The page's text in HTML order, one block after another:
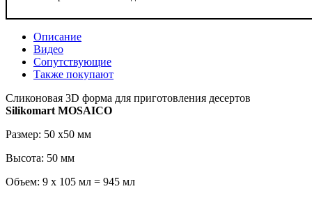
Описание
Видео
Сопутствующие
Также покупают
Сликоновая 3D форма для приготовления десертов
Silikomart MOSAICO
Размер: 50 x50 мм
Высота: 50 мм
Объем: 9 x 105 мл = 945 мл